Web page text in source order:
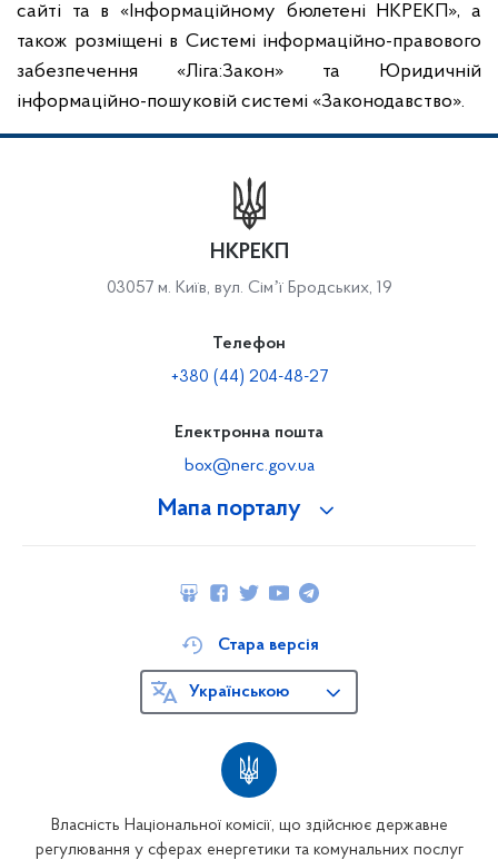
сайті та в «Інформаційному бюлетені НКРЕКП», а
також розміщені в Системі інформаційно-правового
забезпечення «Ліга:Закон» та Юридичній
інформаційно-пошуковій системі «Законодавство».
Мапа порталу
НКРЕКП
03057 м. Київ, вул. Сімʼї Бродських, 19
Телефон
+380 (44) 204-48-27
Електронна пошта
box@nerc.gov.ua
Власність Національної комісії, що здійснює державне
регулювання у сферах енергетики та комунальних послуг
Стара версія
Українською